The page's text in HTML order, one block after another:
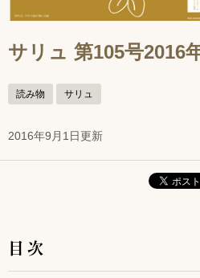
サリュ 第105号2016
読み物 サリュ
2016年9月1日更新
目次